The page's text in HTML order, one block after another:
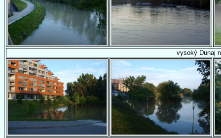
vysoký Dunaj